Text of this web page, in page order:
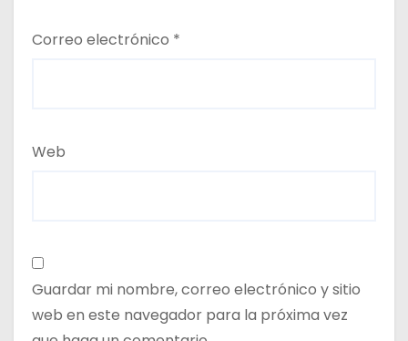
Correo electrónico *
Web
Guardar mi nombre, correo electrónico y sitio
web en este navegador para la próxima vez